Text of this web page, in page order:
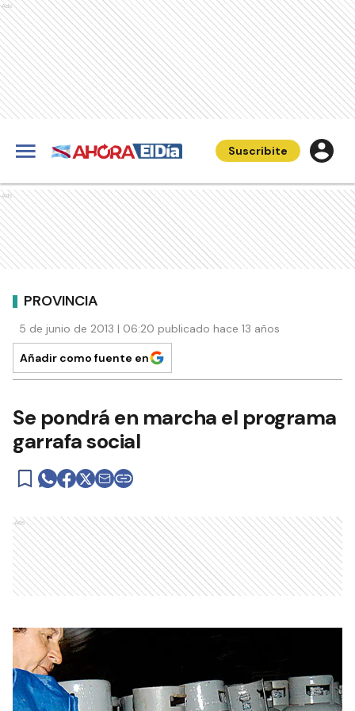
Ads
Suscribite
Ads
PROVINCIA
5 de junio de 2013 | 06:20 publicado hace 13 años
Añadir como fuente en
Se pondrá en marcha el programa
garrafa social
Ads